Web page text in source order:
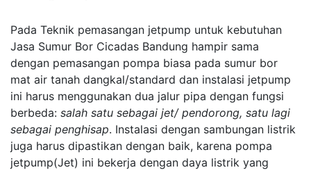
Pada Teknik pemasangan jetpump untuk kebutuhan
Jasa Sumur Bor Cicadas Bandung hampir sama
dengan pemasangan pompa biasa pada sumur bor
mat air tanah dangkal/standard dan instalasi jetpump
ini harus menggunakan dua jalur pipa dengan fungsi
berbeda: salah satu sebagai jet/ pendorong, satu lagi
sebagai penghisap. Instalasi dengan sambungan listrik
juga harus dipastikan dengan baik, karena pompa
jetpump(Jet) ini bekerja dengan daya listrik yang